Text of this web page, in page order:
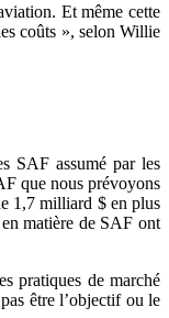
Et même cette
coûts », selon Willie
SAF assumé par les
que nous prévoyons
1,7 milliard $ en plus
matière de SAF ont
pratiques de marché
être l’objectif ou le